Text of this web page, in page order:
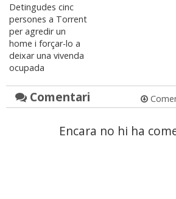
Detingudes cinc
persones a Torrent
per agredir un
home i forçar-lo a
deixar una vivenda
ocupada
Comentari
Encara no hi ha